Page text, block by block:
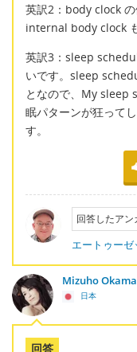
英訳2：body clock
internal body clock
英訳3：sleep
いです。sleep
となので、My sleep
眠パターンが狂って
す。
回答したアン
エートゥー
Mizuho
日本
回答